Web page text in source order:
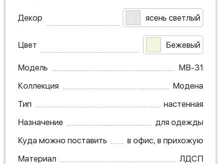
Декор ясень светлый
Цвет Бежевый
Модель
МВ-31
Коллекция
Модена
Тип
настенная
Назначение
для одежды
Куда можно поставить
в офис, в прихожую
Материал
ЛДСП